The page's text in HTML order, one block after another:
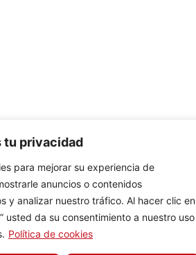
tu privacidad
para mejorar su experiencia de
anuncios o contenidos
y analizar nuestro tráfico. Al hacer clic en
usted da su consentimiento a nuestro uso
Política de cookies